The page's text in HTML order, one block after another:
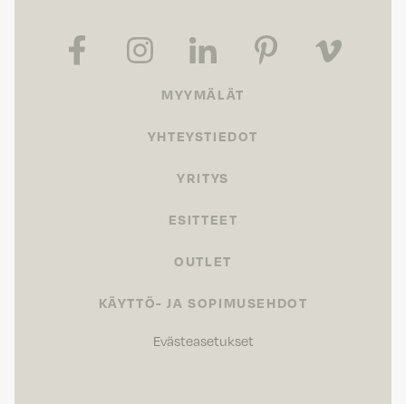
MYYMÄLÄT
YHTEYSTIEDOT
YRITYS
ESITTEET
OUTLET
KÄYTTÖ- JA SOPIMUSEHDOT
Evästeasetukset